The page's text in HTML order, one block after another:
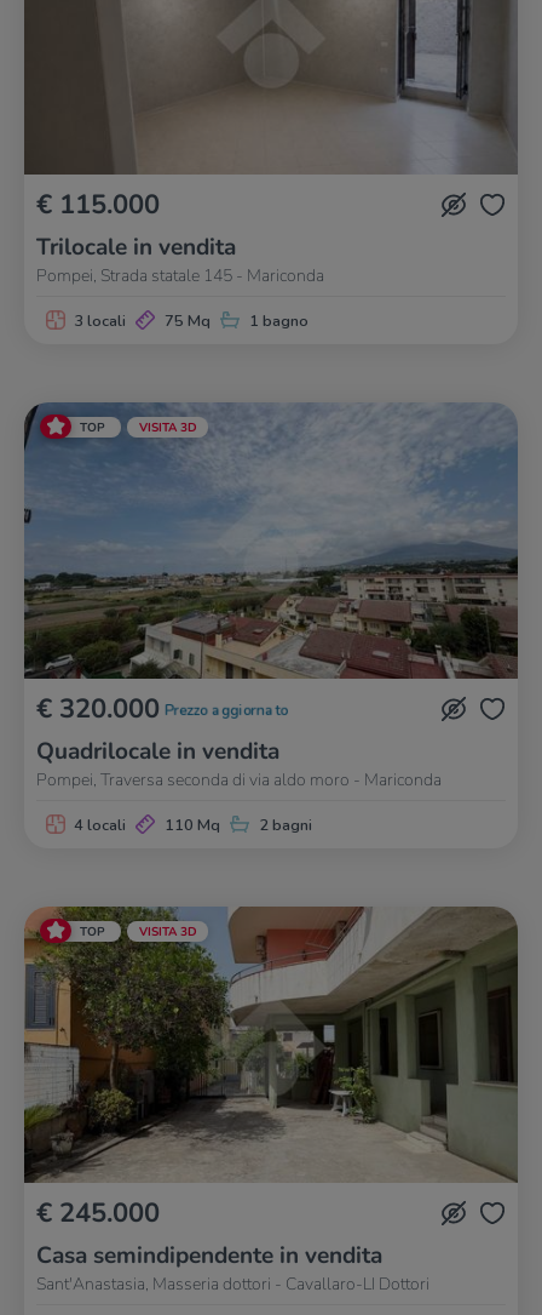
€ 115.000
Trilocale in vendita
Pompei, Strada statale 145 - Mariconda
3 locali 75 Mq 1 bagno
TOP VISITA 3D
€ 320.000 Prezzo aggiornato
Quadrilocale in vendita
Pompei, Traversa seconda di via aldo moro - Mariconda
4 locali 110 Mq 2 bagni
TOP VISITA 3D
€ 245.000
Casa semindipendente in vendita
Sant'Anastasia, Masseria dottori - Cavallaro-LI Dottori